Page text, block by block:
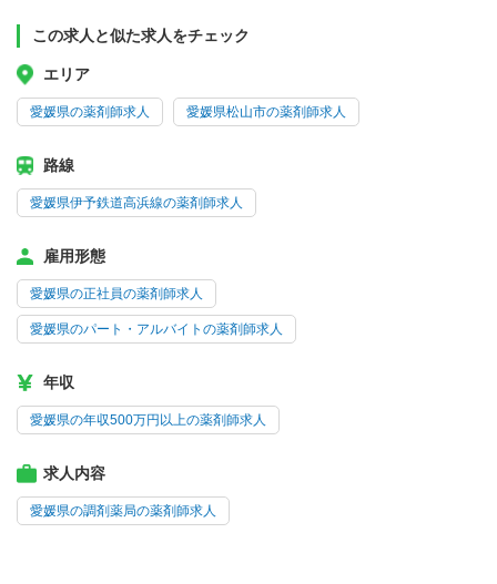
この求人と似た求人をチェック
エリア
愛媛県の薬剤師求人 愛媛県松山市の薬剤師求人
路線
愛媛県伊予鉄道高浜線の薬剤師求人
雇用形態
愛媛県の正社員の薬剤師求人
愛媛県のパート・アルバイトの薬剤師求人
年収
愛媛県の年収500万円以上の薬剤師求人
求人内容
愛媛県の調剤薬局の薬剤師求人